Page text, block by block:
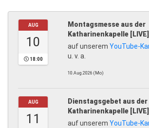
AUG
10
18:00
Montagsmesse aus der
Katharinenkapelle [LIVE]
auf unserem YouTube-
u. v. a.
10.Aug.2026 (Mo)
AUG
11
Dienstagsgebet aus der
Katharinenkapelle [LIVE]
auf unserem YouTube-